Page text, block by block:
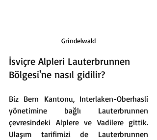
Grindelwald
İsviçre Alpleri Lauterbrunnen
Bölgesi'ne nasıl gidilir?
Biz Bern Kantonu, Interlaken-Oberhasli
yönetimine bağlı Lauterbrunnen
çevresindeki Alplere ve Vadilere gittik.
Ulaşım tarifimizi de Lauterbrunnen